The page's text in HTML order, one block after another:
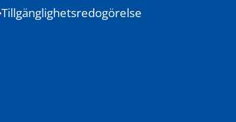
Tillgänglighetsredogörelse